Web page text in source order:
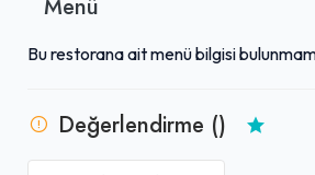
Menü
Bu restorana ait menü bilgisi
Değerlendirme ()